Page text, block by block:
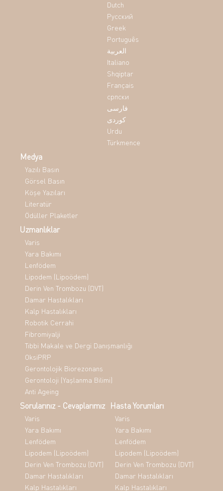
Dutch
Pусский
Greek
Português
العربية
Italiano
Shqiptar
Français
српски
فارسی
کوردی
Urdu
Türkmence
Medya
Yazılı Basın
Görsel Basın
Köşe Yazıları
Literatür
Ödüller Plaketler
Uzmanlıklar
Varis
Yara Bakımı
Lenfödem
Lipodem (Lipoödem)
Derin Ven Trombozu (DVT)
Damar Hastalıkları
Kalp Hastalıkları
Robotik Cerrahi
Fibromiyalji
Tıbbi Makale ve Dergi Danışmanlığı
OksiPRP
Gerontolojik Biorezonans
Gerontoloji (Yaşlanma Bilimi)
Anti Ageing
Sorularınız - Cevaplarımız
Varis
Yara Bakımı
Lenfödem
Lipodem (Lipoödem)
Derin Ven Trombozu (DVT)
Damar Hastalıkları
Kalp Hastalıkları
Hasta Yorumları
Varis
Yara Bakımı
Lenfödem
Lipodem (Lipoödem)
Derin Ven Trombozu (DVT)
Damar Hastalıkları
Kalp Hastalıkları